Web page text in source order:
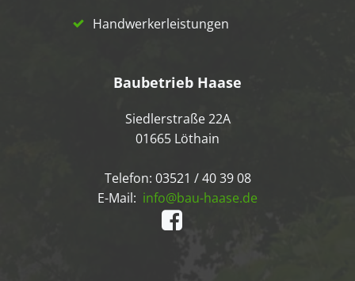
Handwerkerleistungen
Baubetrieb Haase
Siedlerstraße 22A
01665 Löthain
Telefon: 03521 / 40 39 08
E-Mail: info@bau-haase.de